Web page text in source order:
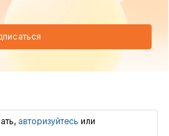
авторизуйтесь или